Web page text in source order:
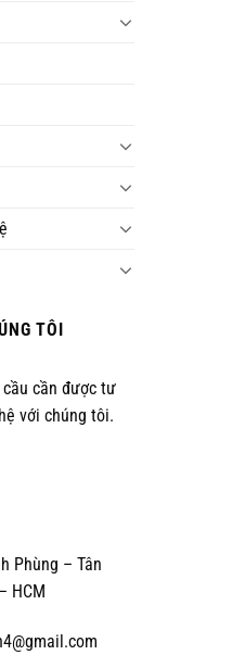
TÔI
cầu cần được tư
với chúng tôi.
Phùng – Tân
HCM